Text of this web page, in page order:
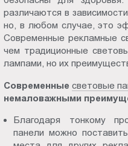
различаются в
но, в любом случае, это
Современные рекламные
чем традиционные
лампами, но их
Современныесветовые
немаловажными
Благодаря тонкому
панели можно
Сб.,
Вс.:
выходной